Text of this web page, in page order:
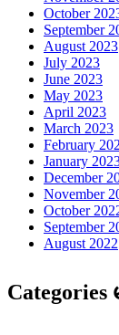
October
September
August 2023
July 2023
June 2023
May 2023
April 2023
March 2023
February
January
December
November
October
September
August 2022